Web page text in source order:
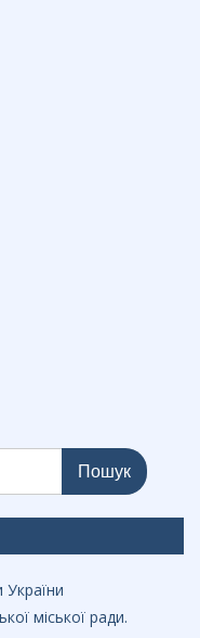
України
міської ради.